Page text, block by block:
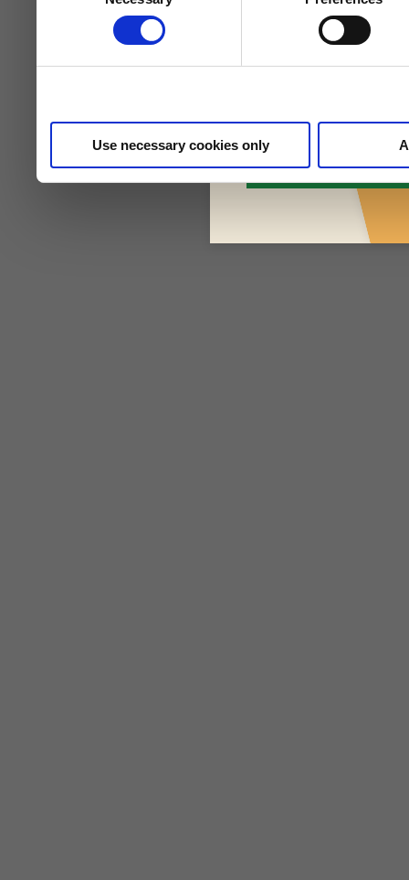
Use necessary cookies only